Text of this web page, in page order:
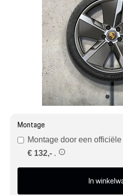
Porsche informatie
Montage
Montage door een
€ 132,- .
In